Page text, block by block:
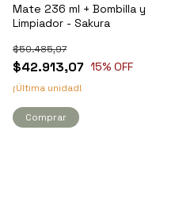
Mate 236 ml + Bombilla y
Limpiador - Sakura
$42.913,07
$50.485,97
15% OFF
¡Última unidad!
Comprar